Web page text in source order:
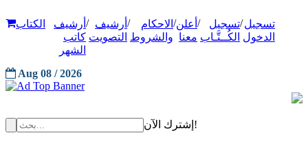
تسجيل
الدخول
/تسجيل
الكُــتَّـاب
/ أعلن
معنا
/ الاحكام
والشروط
/ أرشيف
التصويت
/ أرشيف
كاتب
الشهر
الكتاب
Aug 08 / 2026
إشترك الآن!